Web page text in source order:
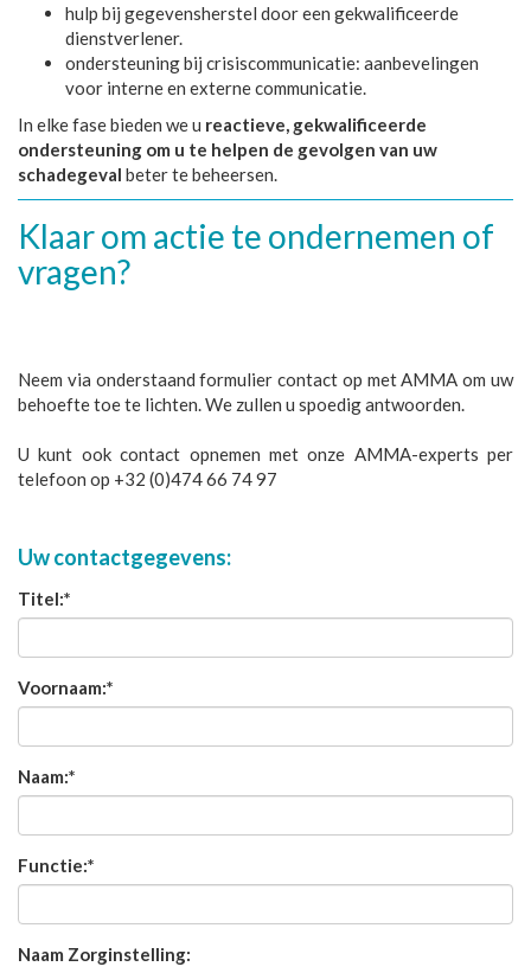
hulp bij gegevensherstel door een gekwalificeerde
dienstverlener.
ondersteuning bij crisiscommunicatie: aanbevelingen
voor interne en externe communicatie.
In elke fase bieden we u reactieve, gekwalificeerde
ondersteuning om u te helpen de gevolgen van uw
schadegeval beter te beheersen.
Klaar om actie te ondernemen of
vragen?
Neem via onderstaand formulier contact op met AMMA om uw
behoefte toe te lichten. We zullen u spoedig antwoorden.
U kunt ook contact opnemen met onze AMMA-experts per
telefoon op +32 (0)474 66 74 97
Uw contactgegevens:
Titel:*
Voornaam:*
Naam:*
Functie:*
Naam Zorginstelling: